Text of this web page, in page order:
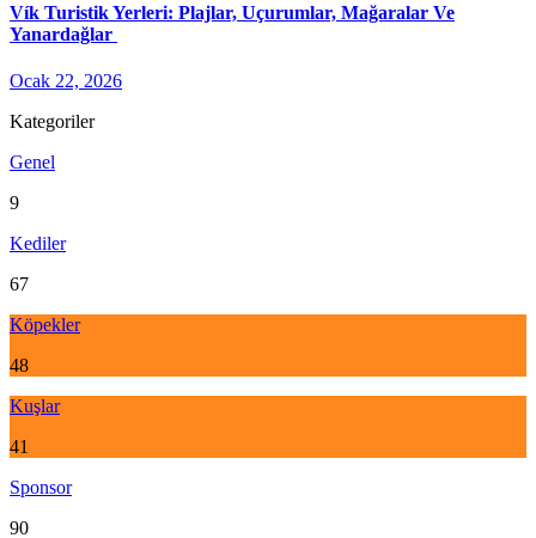
Vík Turistik Yerleri: Plajlar, Uçurumlar, Mağaralar Ve
Yanardağlar
Ocak 22, 2026
Kategoriler
Genel
9
Kediler
67
Köpekler
48
Kuşlar
41
Sponsor
90